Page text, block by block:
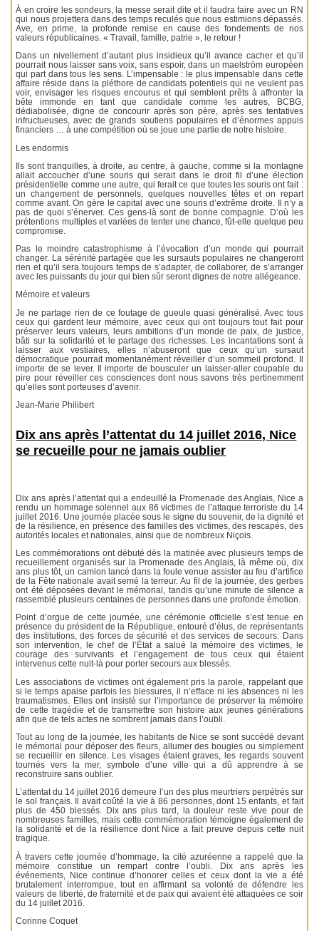
À en croire les sondeurs, la messe serait dite et il faudra faire avec un RN
qui nous projettera dans des temps reculés que nous estimions dépassés.
Ave, en prime, la profonde remise en cause des fondements de nos
valeurs républicaines. « Travail, famille, patrie », le retour !
Dans un nivellement d’autant plus insidieux qu’il avance cacher et qu’il
pourrait nous laisser sans voix, sans espoir, dans un maelström européen
qui part dans tous les sens. L’impensable : le plus impensable dans cette
affaire réside dans la pléthore de candidats potentiels qui ne veulent pas
voir, envisager les risques encourus et qui semblent prêts à affronter la
bête immonde en tant que candidate comme les autres, BCBG,
dédiabolisée, digne de concourir après son père, après ses tentatives
infructueuses, avec de grands soutiens populaires et d’énormes appuis
financiers … à une compétition où se joue une partie de notre histoire.
Les endormis
Ils sont tranquilles, à droite, au centre, à gauche, comme si la montagne
allait accoucher d’une souris qui serait dans le droit fil d’une élection
présidentielle comme une autre, qui ferait ce que toutes les souris ont fait :
un changement de personnels, quelques nouvelles têtes et on repart
comme avant. On gère le capital avec une souris d’extrême droite. Il n’y a
pas de quoi s’énerver. Ces gens-là sont de bonne compagnie. D’où les
prétentions multiples et variées de tenter une chance, fût-elle quelque peu
compromise.
Pas le moindre catastrophisme à l’évocation d’un monde qui pourrait
changer. La sérénité partagée que les sursauts populaires ne changeront
rien et qu’il sera toujours temps de s’adapter, de collaborer, de s’arranger
avec les puissants du jour qui bien sûr seront dignes de notre allégeance.
Mémoire et valeurs
Je ne partage rien de ce foutage de gueule quasi généralisé. Avec tous
ceux qui gardent leur mémoire, avec ceux qui ont toujours tout fait pour
préserver leurs valeurs, leurs ambitions d’un monde de paix, de justice,
bâti sur la solidarité et le partage des richesses. Les incantations sont à
laisser aux vestiaires, elles n’abuseront que ceux qu’un sursaut
démocratique pourrait momentanément réveiller d’un sommeil profond. Il
importe de se lever. Il importe de bousculer un laisser-aller coupable du
pire pour réveiller ces consciences dont nous savons très pertinemment
qu’elles sont porteuses d’avenir.
Jean-Marie Philibert
Dix ans après l’attentat du 14 juillet 2016, Nice
se recueille pour ne jamais oublier
Dix ans après l’attentat qui a endeuillé la Promenade des Anglais, Nice a
rendu un hommage solennel aux 86 victimes de l’attaque terroriste du 14
juillet 2016. Une journée placée sous le signe du souvenir, de la dignité et
de la résilience, en présence des familles des victimes, des rescapés, des
autorités locales et nationales, ainsi que de nombreux Niçois.
Les commémorations ont débuté dès la matinée avec plusieurs temps de
recueillement organisés sur la Promenade des Anglais, là même où, dix
ans plus tôt, un camion lancé dans la foule venue assister au feu d’artifice
de la Fête nationale avait semé la terreur. Au fil de la journée, des gerbes
ont été déposées devant le mémorial, tandis qu’une minute de silence a
rassemblé plusieurs centaines de personnes dans une profonde émotion.
Point d’orgue de cette journée, une cérémonie officielle s’est tenue en
présence du président de la République, entouré d’élus, de représentants
des institutions, des forces de sécurité et des services de secours. Dans
son intervention, le chef de l’État a salué la mémoire des victimes, le
courage des survivants et l’engagement de tous ceux qui étaient
intervenus cette nuit-là pour porter secours aux blessés.
Les associations de victimes ont également pris la parole, rappelant que
si le temps apaise parfois les blessures, il n’efface ni les absences ni les
traumatismes. Elles ont insisté sur l’importance de préserver la mémoire
de cette tragédie et de transmettre son histoire aux jeunes générations
afin que de tels actes ne sombrent jamais dans l’oubli.
Tout au long de la journée, les habitants de Nice se sont succédé devant
le mémorial pour déposer des fleurs, allumer des bougies ou simplement
se recueillir en silence. Les visages étaient graves, les regards souvent
tournés vers la mer, symbole d’une ville qui a dû apprendre à se
reconstruire sans oublier.
L’attentat du 14 juillet 2016 demeure l’un des plus meurtriers perpétrés sur
le sol français. Il avait coûté la vie à 86 personnes, dont 15 enfants, et fait
plus de 450 blessés. Dix ans plus tard, la douleur reste vive pour de
nombreuses familles, mais cette commémoration témoigne également de
la solidarité et de la résilience dont Nice a fait preuve depuis cette nuit
tragique.
À travers cette journée d’hommage, la cité azuréenne a rappelé que la
mémoire constitue un rempart contre l’oubli. Dix ans après les
événements, Nice continue d’honorer celles et ceux dont la vie a été
brutalement interrompue, tout en affirmant sa volonté de défendre les
valeurs de liberté, de fraternité et de paix qui avaient été attaquées ce soir
du 14 juillet 2016.
Corinne Coquet